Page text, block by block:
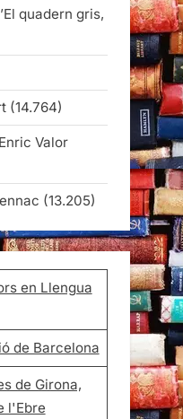
quadern gris,
(14.764)
Valor
(13.205)
en Llengua
de Barcelona
de Girona,
l'Ebre